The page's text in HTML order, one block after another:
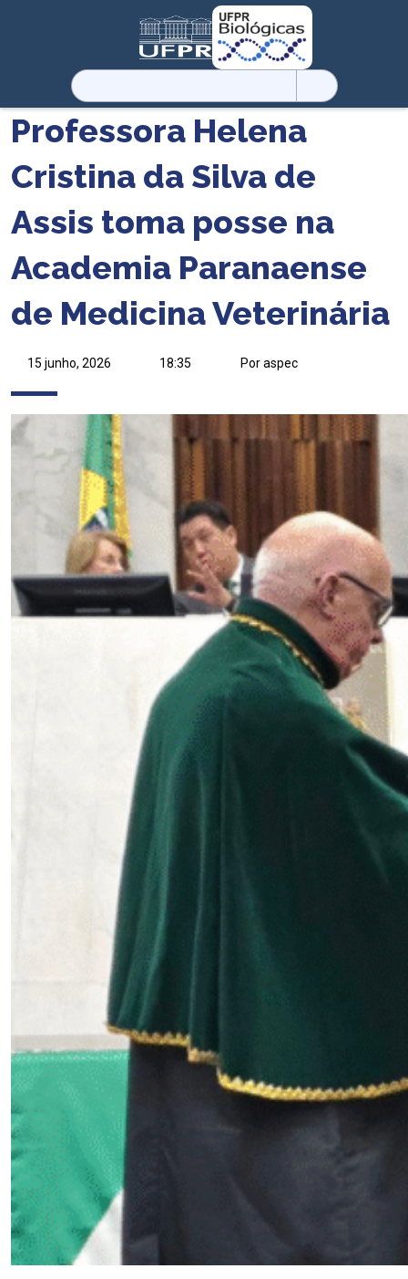
Pesquisar
por:
Professora Helena
Cristina da Silva de
Assis toma posse na
Academia Paranaense
de Medicina Veterinária
15 junho, 2026 18:35 Por aspec